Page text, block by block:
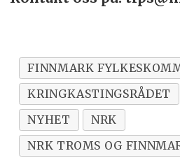
FINNMARK
KRINGKASTINGSRÅDET
NYHET
NRK
NRK TROMS OG